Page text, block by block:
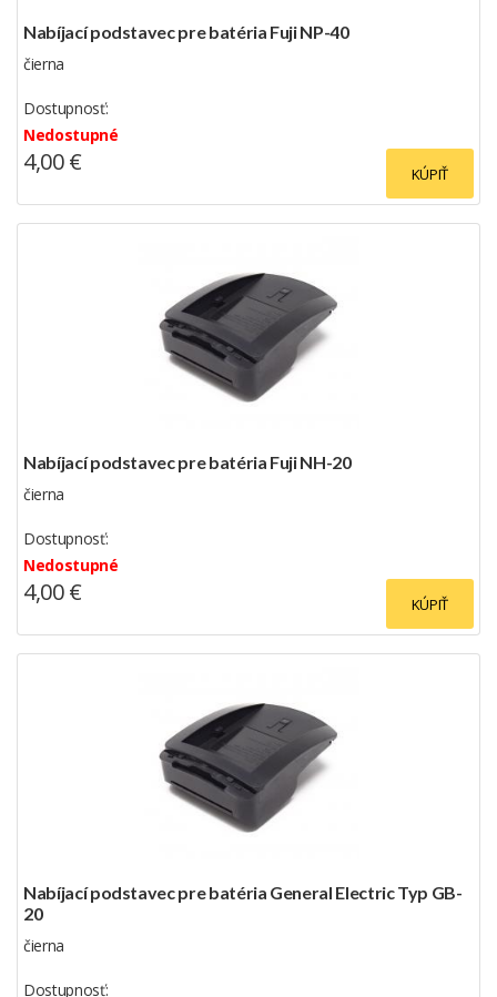
Nabíjací podstavec pre batéria Fuji NP-40
čierna
Dostupnosť:
Nedostupné
KÚPIŤ
4,00 €
Nabíjací podstavec pre batéria Fuji NH-20
čierna
Dostupnosť:
Nedostupné
KÚPIŤ
4,00 €
Nabíjací podstavec pre batéria General Electric Typ GB-
20
čierna
Dostupnosť: